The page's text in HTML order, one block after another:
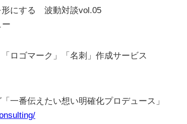
にする 波動対談vol.05
ー
ロゴマーク」「名刺」作成サービス
番伝えたい想い明確化プロデュース」